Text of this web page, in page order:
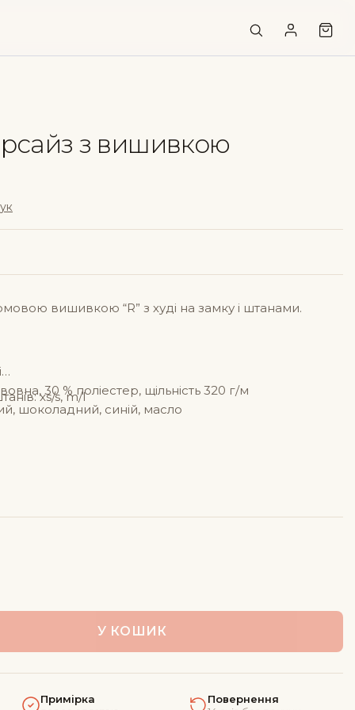
з вишивкою
вишивкою “R” з худі на замку і штанами.
30 % поліестер, щільність 320 г/м
шоколадний, синій, масло
xs/s, m/l
У КОШИК
Примірка Повернення